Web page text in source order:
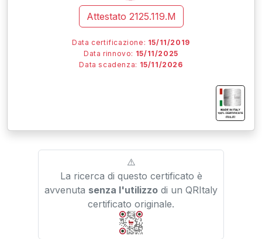
Attestato 2125.119.M
Data certificazione: 15/11/2019
Data rinnovo: 15/11/2025
Data scadenza: 15/11/2026
IT01.IT/
⚠️
La ricerca di questo certificato è
avvenuta senza l'utilizzo di un QRItaly
certificato originale.